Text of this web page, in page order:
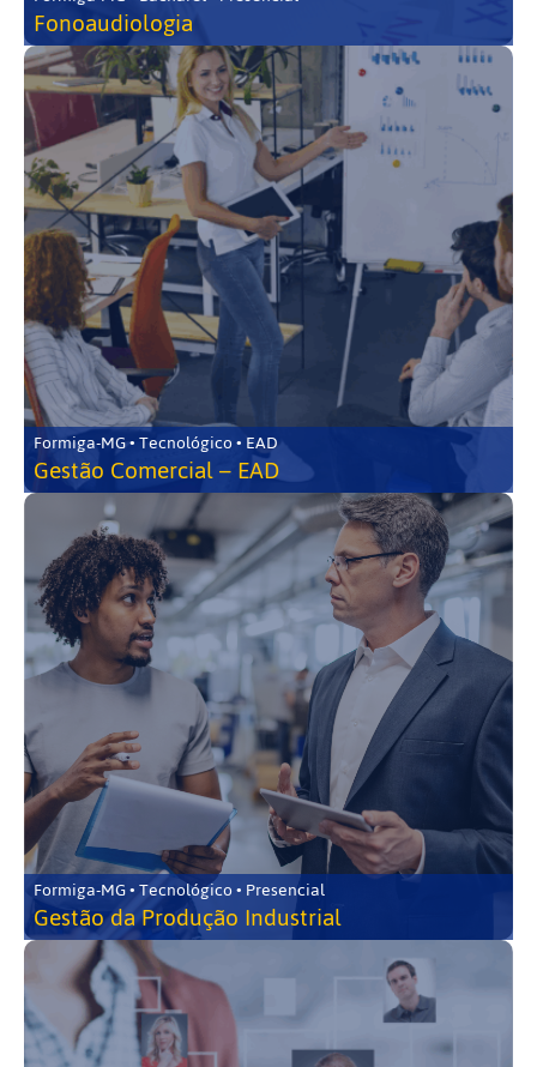
Fonoaudiologia
Formiga-MG • Tecnológico • EAD
Gestão Comercial – EAD
Formiga-MG • Tecnológico • Presencial
Gestão da Produção Industrial